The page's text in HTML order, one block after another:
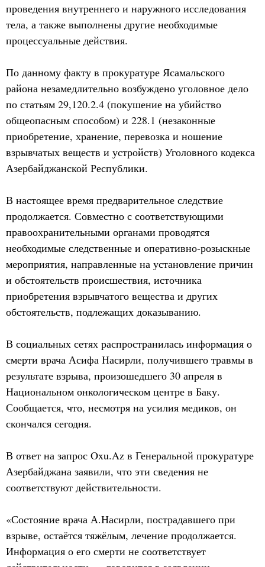
проведения внутреннего и наружного исследования
тела, а также выполнены другие необходимые
процессуальные действия.
По данному факту в прокуратуре Ясамальского
района незамедлительно возбуждено уголовное дело
по статьям 29,120.2.4 (покушение на убийство
общеопасным способом) и 228.1 (незаконные
приобретение, хранение, перевозка и ношение
взрывчатых веществ и устройств) Уголовного кодекса
Азербайджанской Республики.
В настоящее время предварительное следствие
продолжается. Совместно с соответствующими
правоохранительными органами проводятся
необходимые следственные и оперативно-розыскные
мероприятия, направленные на установление причин
и обстоятельств происшествия, источника
приобретения взрывчатого вещества и других
обстоятельств, подлежащих доказыванию.
В социальных сетях распространилась информация о
смерти врача Асифа Насирли, получившего травмы в
результате взрыва, произошедшего 30 апреля в
Национальном онкологическом центре в Баку.
Сообщается, что, несмотря на усилия медиков, он
скончался сегодня.
В ответ на запрос Oxu.Az в Генеральной прокуратуре
Азербайджана заявили, что эти сведения не
соответствуют действительности.
«Состояние врача А.Насирли, пострадавшего при
взрыве, остаётся тяжёлым, лечение продолжается.
Информация о его смерти не соответствует